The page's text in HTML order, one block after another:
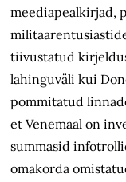
meediapealkirjad,
tiivustatud
lahinguväli kui
pommitatud
et Venemaal on
summasid
omakorda